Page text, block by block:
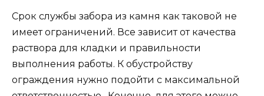
Срок службы забора из камня как таковой не
имеет ограничений. Все зависит от качества
раствора для кладки и правильности
выполнения работы. К обустройству
ограждения нужно подойти с максимальной